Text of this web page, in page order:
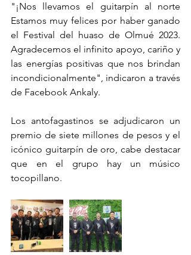
"¡Nos llevamos el guitarpín al norte
Estamos muy felices por haber ganado
el Festival del huaso de Olmué 2023.
Agradecemos el infinito apoyo, cariño y
las energías positivas que nos brindan
incondicionalmente", indicaron a través
de Facebook Ankaly.
Los antofagastinos se adjudicaron un
premio de siete millones de pesos y el
icónico guitarpín de oro, cabe destacar
que en el grupo hay un músico
tocopillano.